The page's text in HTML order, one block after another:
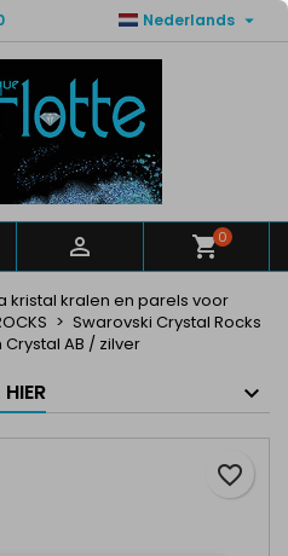
Nederlands 
 0
kristal kralen en parels voor
Swarovski Crystal Rocks
AB / zilver
favorite_border
×
×
Maak een verlanglijst
×
in uw verlanglijst
Annuleren Inloggen